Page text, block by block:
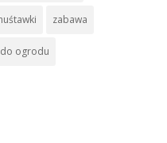
zabawa
ogrodu